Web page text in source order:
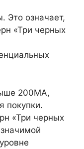
Это означает,
«Три черных
200MA,
покупки.
«Три черных